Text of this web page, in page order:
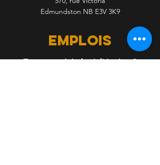
Edmundston NB E3V 3K9
emplois
Tu veux te joindre à l'équipe ?